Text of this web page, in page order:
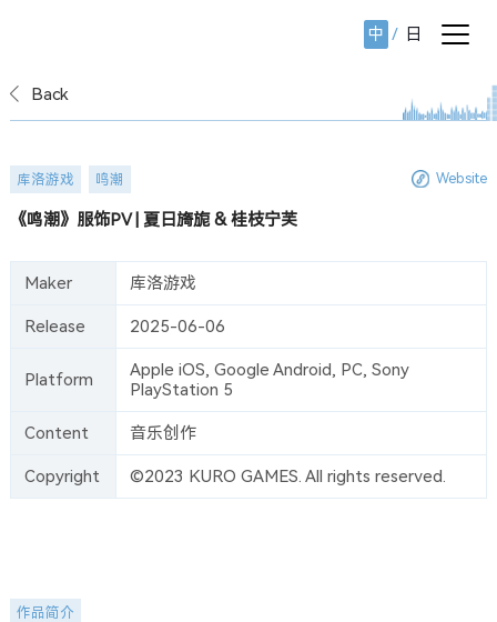
中 / 日
每一部作品，都是灵感、技术与情感交汇后的声音结晶。这里呈
Back
库洛游戏 鸣潮 Website
《鸣潮》服饰PV | 夏日旖旎 & 桂枝宁芙
Maker 库洛游戏
Release 2025-06-06
Platform
Apple iOS, Google Android, PC, Sony
PlayStation 5
Content 音乐创作
Copyright ©2023 KURO GAMES. All rights reserved.
作品简介